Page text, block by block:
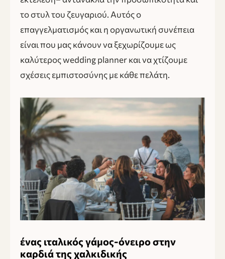
το στυλ του ζευγαριού. Αυτός ο
επαγγελματισμός και η οργανωτική συνέπεια
είναι που μας κάνουν να ξεχωρίζουμε ως
καλύτερος wedding planner και να χτίζουμε
σχέσεις εμπιστοσύνης με κάθε πελάτη.
ένας ιταλικός γάμος-όνειρο στην
καρδιά της χαλκιδικής